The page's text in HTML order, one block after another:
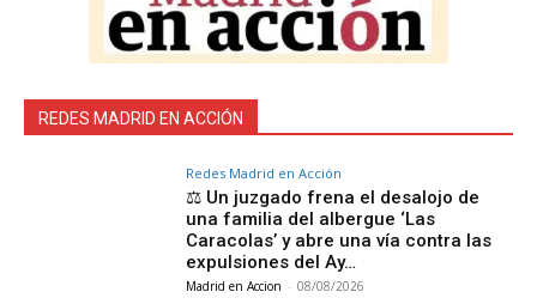
REDES MADRID EN ACCIÓN
Redes Madrid en Acción
⚖️ Un juzgado frena el desalojo de
una familia del albergue ‘Las
Caracolas’ y abre una vía contra las
expulsiones del Ay…
Madrid en Accion - 08/08/2026